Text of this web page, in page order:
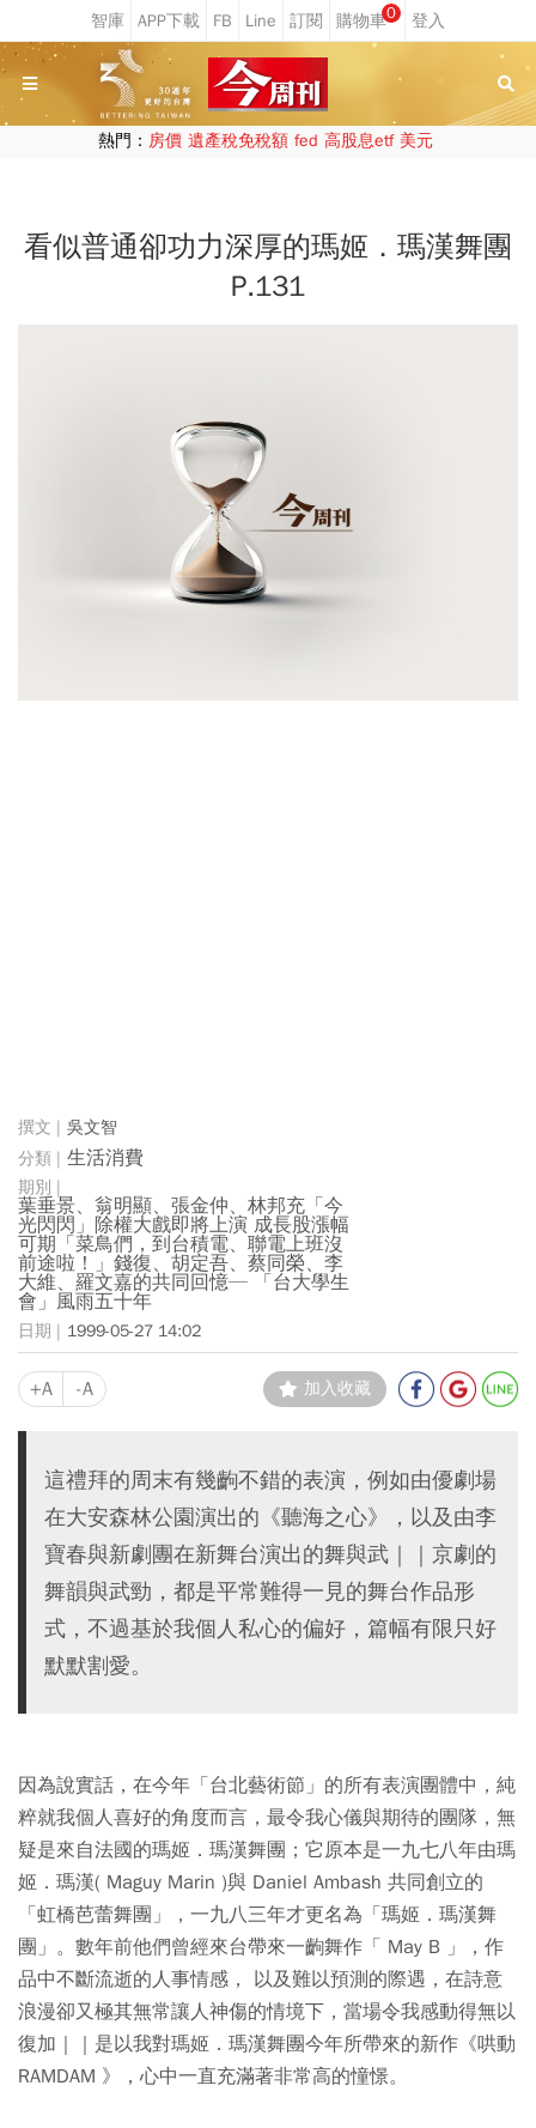
0
熱門： 房價 遺產稅免稅額 fed 高股息etf 美元
看似普通卻功力深厚的瑪姬．瑪漢舞團
P.131
吳文智
生活消費
葉垂景、翁明顯、張金仲、林邦充「今
光閃閃」除權大戲即將上演 成長股漲幅
可期「菜鳥們，到台積電、聯電上班沒
前途啦！」錢復、胡定吾、蔡同榮、李
大維、羅文嘉的共同回憶─ 「台大學生
會」風雨五十年
1999-05-27 14:02
+A -A 加入收藏
這禮拜的周末有幾齣不錯的表演，例如由優劇場
在大安森林公園演出的《聽海之心》，以及由李
寶春與新劇團在新舞台演出的舞與武｜｜京劇的
舞韻與武勁，都是平常難得一見的舞台作品形
式，不過基於我個人私心的偏好，篇幅有限只好
默默割愛。
因為說實話，在今年「台北藝術節」的所有表演團體中，純
粹就我個人喜好的角度而言，最令我心儀與期待的團隊，無
疑是來自法國的瑪姬．瑪漢舞團；它原本是一九七八年由瑪
姬．瑪漢( Maguy Marin )與 Daniel Ambash 共同創立的
「虹橋芭蕾舞團」，一九八三年才更名為「瑪姬．瑪漢舞
團」。數年前他們曾經來台帶來一齣舞作「 May B 」，作
品中不斷流逝的人事情感， 以及難以預測的際遇，在詩意
浪漫卻又極其無常讓人神傷的情境下，當場令我感動得無以
復加｜｜是以我對瑪姬．瑪漢舞團今年所帶來的新作《哄動
RAMDAM 》，心中一直充滿著非常高的憧憬。